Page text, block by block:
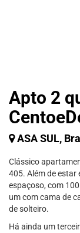
Apto 2
ASA SUL,
Clássico
405. Além de estar
espaçoso, com
um com cama de
de solteiro.
Há ainda um